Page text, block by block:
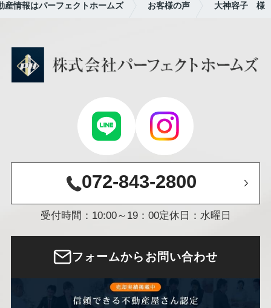
ありがとうございました。
産情報はパーフェクトホームズ お客様の声 大神容子 様
072-843-2800
受付時間：10:00～19：00定休日：水曜日
フォームからお問い合わせ